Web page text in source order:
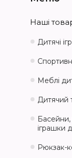
Наші
Дитячі
Меблі
Дитячий
Басейни,
іграшки
Рюкзак-